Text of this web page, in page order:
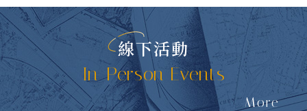
線下活動
In-Person Events
More